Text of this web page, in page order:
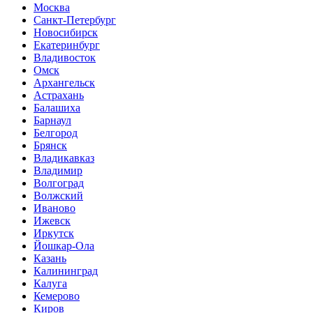
Москва
Санкт-Петербург
Новосибирск
Екатеринбург
Владивосток
Омск
Архангельск
Астрахань
Балашиха
Барнаул
Белгород
Брянск
Владикавказ
Владимир
Волгоград
Волжский
Иваново
Ижевск
Иркутск
Йошкар-Ола
Казань
Калининград
Калуга
Кемерово
Киров